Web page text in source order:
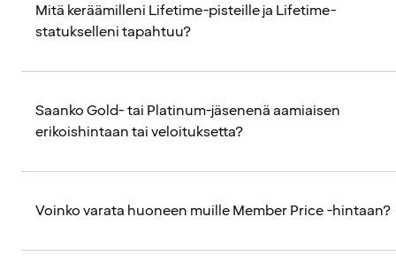
Mitä keräämilleni Lifetime-pisteille ja Lifetime-
statukselleni tapahtuu?
Saanko Gold- tai Platinum-jäsenenä aamiaisen
erikoishintaan tai veloituksetta?
Voinko varata huoneen muille Member Price -hintaan?